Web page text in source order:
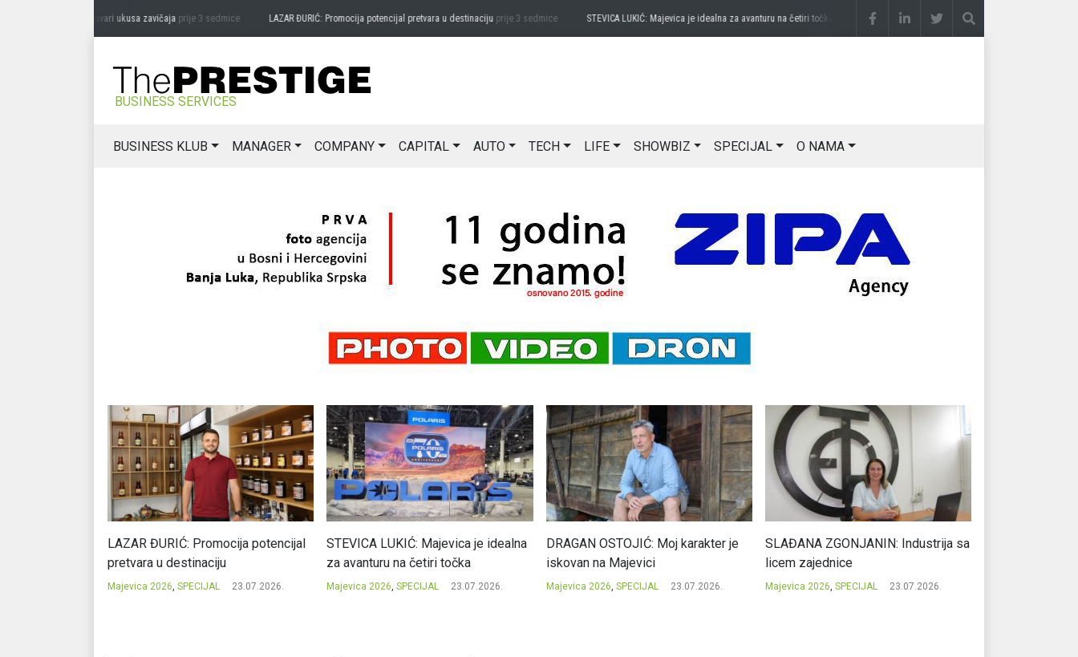
MIĆANOVIĆ: Čuvari ukusa zavičajaprije 3 sedmice LAZAR ĐURIĆ: Promocija potencijal pretvara u destinacijuprije 3 sedmice STEVICA LUKIĆ: Majevica je idealna za avanturu na četiri točkaprije 3 sedmice DRAGAN OSTOJIĆ: Moj karakter je
BUSINESS SERVICES
BUSINESS KLUB MANAGER COMPANY CAPITAL AUTO TECH LIFE SHOWBIZ SPECIJAL O NAMA
LAZAR ĐURIĆ: Promocija potencijal
pretvara u destinaciju
Majevica 2026, SPECIJAL 23.07.2026.
STEVICA LUKIĆ: Majevica je idealna
za avanturu na četiri točka
Majevica 2026, SPECIJAL 23.07.2026.
DRAGAN OSTOJIĆ: Moj karakter je
iskovan na Majevici
Majevica 2026, SPECIJAL 23.07.2026.
SLAĐANA ZGONJANIN: Industrija sa
licem zajednice
Majevica 2026, SPECIJAL 23.07.2026.